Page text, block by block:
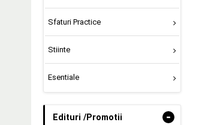
Sfaturi Practice
Stiinte
Esentiale
Edituri /Promotii -